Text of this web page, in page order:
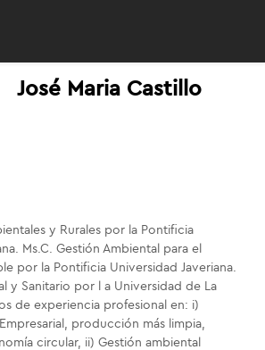
José Maria Castillo
y Rurales por la Pontificia
Ms.C. Gestión Ambiental para el
por la Pontificia Universidad Javeriana.
y Sanitario por l a Universidad de La
de experiencia profesional en: i)
producción más limpia,
circular, ii) Gestión ambiental